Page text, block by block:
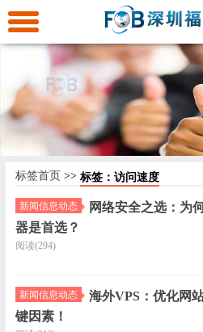
返
首
外
务
器
海
云
主
机
外
虚
拟
海
外
域
SSL
证
企
标签首页>> 标签：访问速度
新闻信息动态
网络安全之选：为
器是首选？
阅读(294)
新闻信息动态
海外VPS：优化网
键因素！